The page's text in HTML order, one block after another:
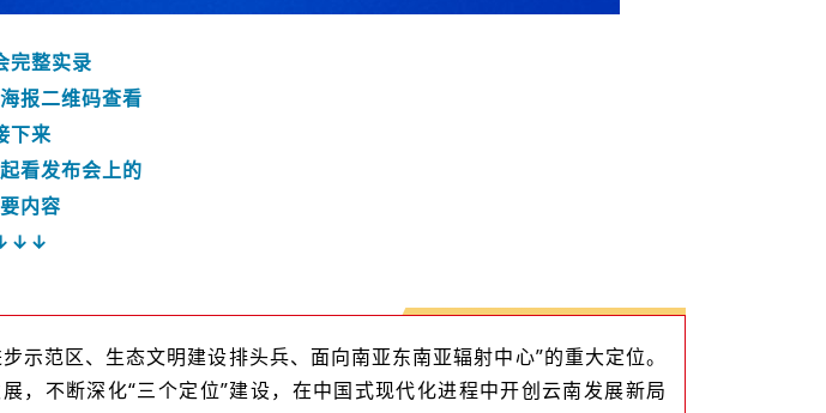
完整实录
报二维码查看
下来
看发布会上的
内容
范区、生态文明建设排头兵、面向南亚东南亚辐射中心”的重大定位。
不断深化“三个定位”建设，在中国式现代化进程中开创云南发展新局